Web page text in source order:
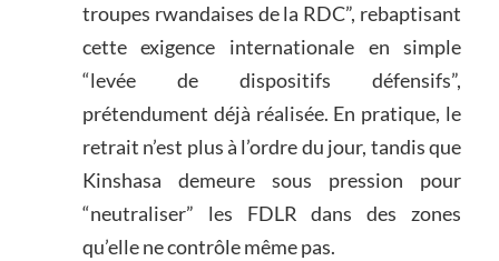
troupes rwandaises de la RDC”, rebaptisant
cette exigence internationale en simple
“levée de dispositifs défensifs”,
prétendument déjà réalisée. En pratique, le
retrait n’est plus à l’ordre du jour, tandis que
Kinshasa demeure sous pression pour
“neutraliser” les FDLR dans des zones
qu’elle ne contrôle même pas.